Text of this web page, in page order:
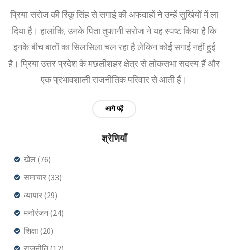
प्रिया सरोज की रिंकू सिंह से सगाई की अफवाहों ने उन्हें सुर्खियों में ला
दिया है। हालांकि, उनके पिता तुफानी सरोज ने यह स्पष्ट किया है कि
इनके बीच बातों का सिलसिला चल रहा है लेकिन कोई सगाई नहीं हुई
है। प्रिया उत्तर प्रदेश के मछलीशहर क्षेत्र से लोकसभा सदस्य हैं और
एक प्रभावशाली राजनीतिक परिवार से आती हैं।
आगे पढ़ें
श्रेणियाँ
खेल (76)
समाचार (33)
व्यापार (29)
मनोरंजन(24)
शिक्षा (20)